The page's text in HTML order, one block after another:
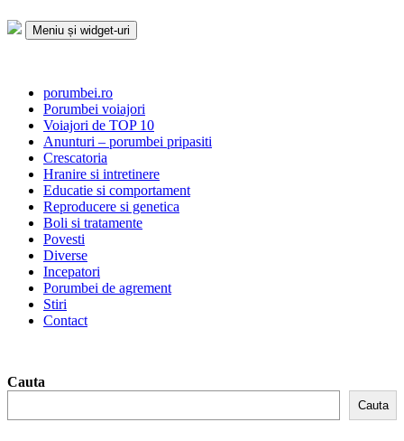
la
Meniu și widget-uri
porumbei.ro
Porumbei voiajori
Voiajori de TOP 10
Anunturi – porumbei pripasiti
Crescatoria
Hranire si intretinere
Educatie si comportament
Reproducere si genetica
Boli si tratamente
Povesti
Diverse
Incepatori
Porumbei de agrement
Stiri
Contact
Cauta
Cauta